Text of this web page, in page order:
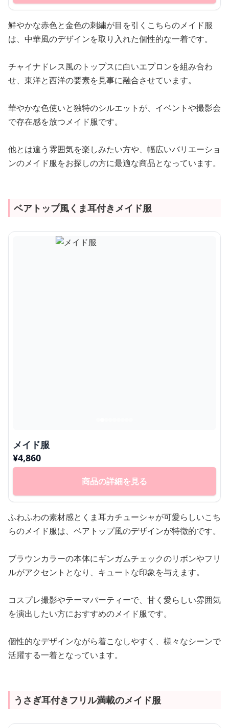
鮮やかな赤色と金色の刺繍が目を引くこちらのメイド服
は、中華風のデザインを取り入れた個性的な一着です。
チャイナドレス風のトップスに白いエプロンを組み合わ
せ、東洋と西洋の要素を見事に融合させています。
華やかな色使いと独特のシルエットが、イベントや撮影会
で存在感を放つメイド服です。
他とは違う雰囲気を楽しみたい方や、幅広いバリエーショ
ンのメイド服をお探しの方に最適な商品となっています。
ベアトップ風くま耳付きメイド服
メイド服
¥4,860
商品の詳細を見る
ふわふわの素材感とくま耳カチューシャが可愛らしいこち
らのメイド服は、ベアトップ風のデザインが特徴的です。
ブラウンカラーの本体にギンガムチェックのリボンやフリ
ルがアクセントとなり、キュートな印象を与えます。
コスプレ撮影やテーマパーティーで、甘く愛らしい雰囲気
を演出したい方におすすめのメイド服です。
個性的なデザインながら着こなしやすく、様々なシーンで
活躍する一着となっています。
うさぎ耳付きフリル満載のメイド服